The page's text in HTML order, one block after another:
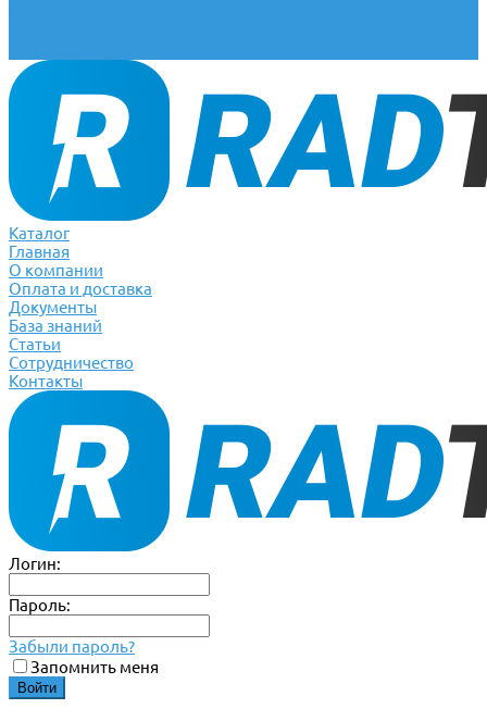
Каталог
Главная
О компании
Оплата и доставка
Документы
База знаний
Статьи
Сотрудничество
Контакты
Логин:
Пароль:
Забыли пароль?
Запомнить меня